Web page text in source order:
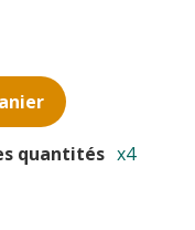
€
quantités x4